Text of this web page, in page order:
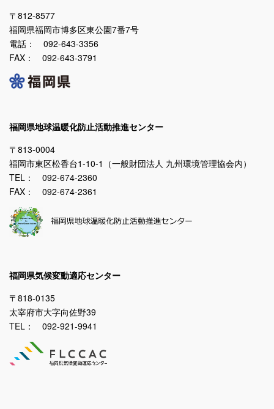
〒812-8577
福岡県福岡市博多区東公園7番7号
電話： 092-643-3356
FAX： 092-643-3791
福岡県地球温暖化防止活動推進センター
〒813-0004
福岡市東区松香台1-10-1（一般財団法人 九州環境管理協会内）
TEL： 092-674-2360
FAX： 092-674-2361
福岡県気候変動適応センター
〒818-0135
太宰府市大字向佐野39
TEL： 092-921-9941